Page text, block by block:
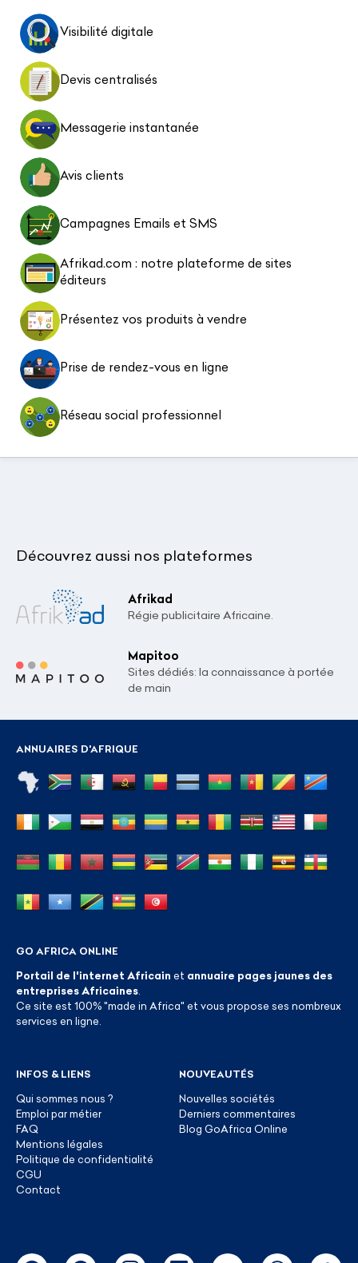
Visibilité digitale
Devis centralisés
Messagerie instantanée
Avis clients
Campagnes Emails et SMS
Afrikad.com : notre plateforme de sites
éditeurs
Présentez vos produits à vendre
Prise de rendez-vous en ligne
Réseau social professionnel
Découvrez aussi nos plateformes
Afrikad
Régie publicitaire Africaine.
Mapitoo
Sites dédiés: la connaissance à portée
de main
ANNUAIRES D'AFRIQUE
GO AFRICA ONLINE
Portail de l'internet Africain et annuaire pages jaunes des
entreprises Africaines
Ce site est 100% "made in Africa" et vous propose ses nombreux
services en ligne.
INFOS & LIENS
Qui sommes nous ?
Emploi par métier
FAQ
Mentions légales
Politique de confidentialité
CGU
Contact
NOUVEAUTÉS
Nouvelles sociétés
Derniers commentaires
Blog GoAfrica Online